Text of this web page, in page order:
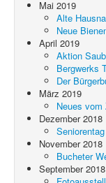
Mai 2019
Alte
Neue
April 2019
Aktion
Bergwerks
Der
März 2019
Neues
Dezember 2018
November 2018
Bucheter
September 2018